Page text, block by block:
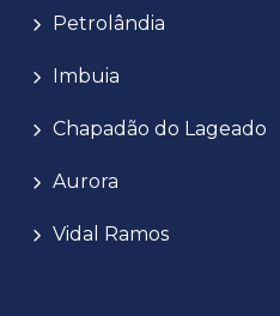
Petrolândia
Imbuia
Chapadão do Lageado
Aurora
Vidal Ramos